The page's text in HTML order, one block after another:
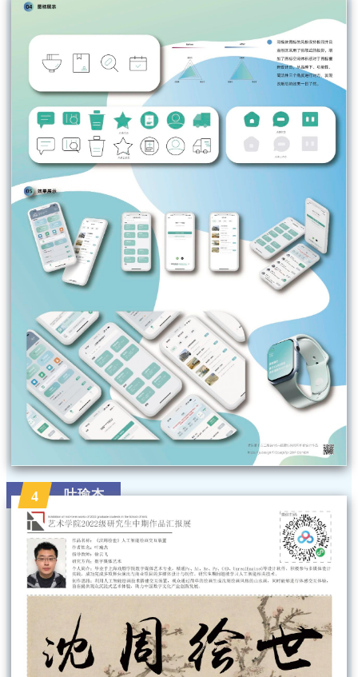
4 叶瑜杰